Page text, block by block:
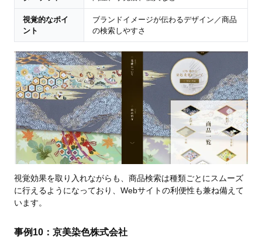
視覚的なポイ
ント
ブランドイメージが伝わるデザイン／商品
の検索しやすさ
視覚効果を取り入れながらも、商品検索は種類ごとにスムーズ
に行えるようになっており、Webサイトの利便性も兼ね備えて
います。
事例10：京美染色株式会社